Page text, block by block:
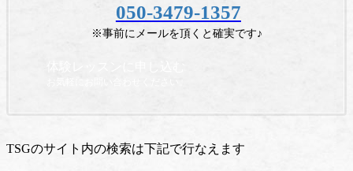
050-3479-1357
※事前にメールを頂くと確実です♪
TSGのサイト内の検索は下記で行なえます